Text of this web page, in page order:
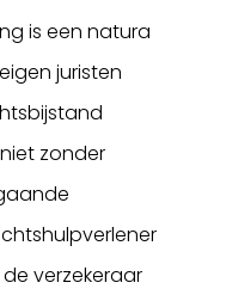
is een natura
juristen
zonder
verzekeraar